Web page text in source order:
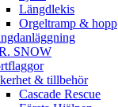
Längdlekis
Orgeltramp & hopp
SNOW
& tillbehör
Cascade Rescue